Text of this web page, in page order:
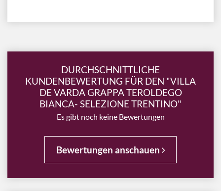
DURCHSCHNITTLICHE
KUNDENBEWERTUNG FÜR DEN "VILLA
DE VARDA GRAPPA TEROLDEGO
BIANCA- SELEZIONE TRENTINO"
Es gibt noch keine Bewertungen
Bewertungen anschauen